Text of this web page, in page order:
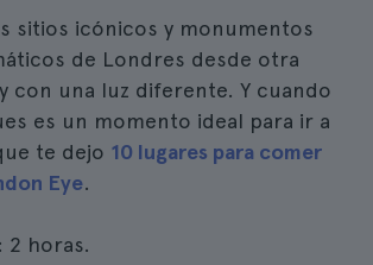
sitios icónicos y monumentos
de Londres desde otra
con una luz diferente. Y cuando
es un momento ideal para ir a
te dejo 10 lugares para comer
Eye.
: 2 horas.